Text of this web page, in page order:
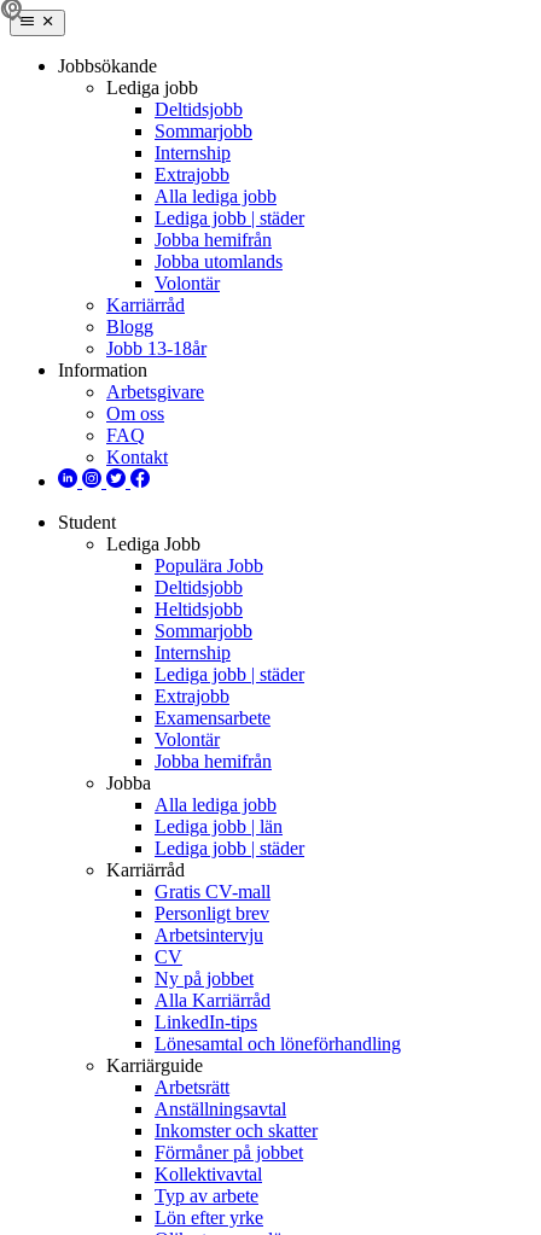
Jobbsökande
Lediga jobb
Deltidsjobb
Sommarjobb
Internship
Extrajobb
Alla lediga jobb
Lediga jobb | städer
Jobba hemifrån
Jobba utomlands
Volontär
Karriärråd
Blogg
Jobb 13-18år
Information
Arbetsgivare
Om oss
FAQ
Kontakt
Student
Lediga Jobb
Populära Jobb
Deltidsjobb
Heltidsjobb
Sommarjobb
Internship
Lediga jobb | städer
Extrajobb
Examensarbete
Volontär
Jobba hemifrån
Jobba
Alla lediga jobb
Lediga jobb | län
Lediga jobb | städer
Karriärråd
Gratis CV-mall
Personligt brev
Arbetsintervju
CV
Ny på jobbet
Alla Karriärråd
LinkedIn-tips
Lönesamtal och löneförhandling
Karriärguide
Arbetsrätt
Anställningsavtal
Inkomster och skatter
Förmåner på jobbet
Kollektivavtal
Typ av arbete
Lön efter yrke